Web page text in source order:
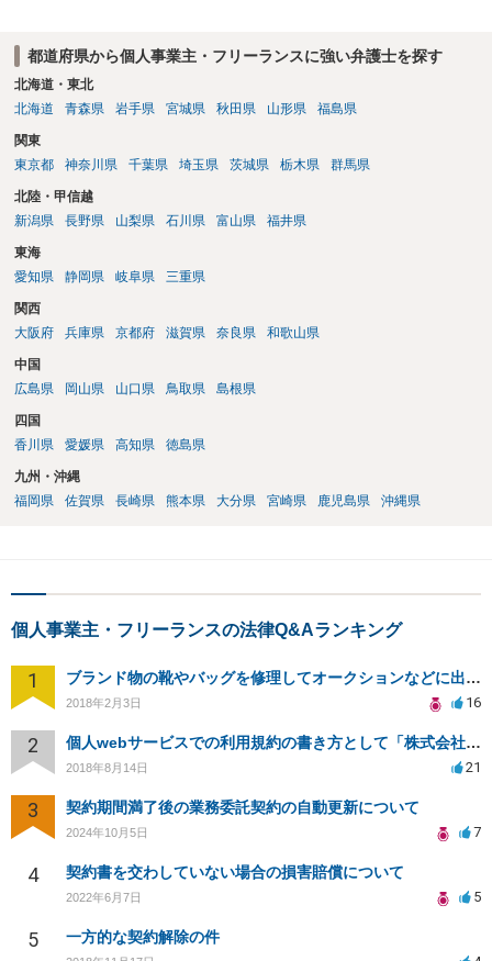
都道府県から個人事業主・フリーランスに強い弁護士を探す
北海道・東北
北海道
青森県 岩手県 宮城県 秋田県 山形県 福島県
関東
東京都
神奈川県 千葉県 埼玉県 茨城県 栃木県 群馬県
北陸・甲信越
新潟県
長野県 山梨県 石川県 富山県 福井県
東海
愛知県
静岡県 岐阜県 三重県
関西
大阪府
兵庫県 京都府 滋賀県 奈良県 和歌山県
中国
広島県
岡山県 山口県 鳥取県 島根県
四国
香川県
愛媛県 高知県 徳島県
九州・沖縄
福岡県
佐賀県 長崎県 熊本県 大分県 宮崎県 鹿児島県 沖縄県
個人事業主・フリーランスの法律Q&Aランキング
1 ブランド物の靴やバッグを修理してオークションなどに出品したりすることは商標権の侵害にあたりますか？
2018年2月3日 16
2 個人webサービスでの利用規約の書き方として「株式会社○○（以下当社）」と違う表現はありますか？
2018年8月14日 21
3 契約期間満了後の業務委託契約の自動更新について
2024年10月5日 7
4 契約書を交わしていない場合の損害賠償について
2022年6月7日 5
5 一方的な契約解除の件